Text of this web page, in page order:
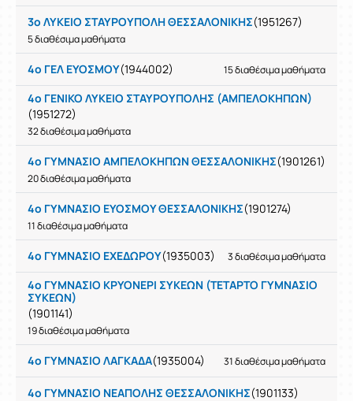
3ο ΛΥΚΕΙΟ ΣΤΑΥΡΟΥΠΟΛΗ ΘΕΣΣΑΛΟΝΙΚΗΣ(1951267)
5 διαθέσιμα μαθήματα
4ο ΓΕΛ ΕΥΟΣΜΟΥ(1944002) 15 διαθέσιμα μαθήματα
4ο ΓΕΝΙΚΟ ΛΥΚΕΙΟ ΣΤΑΥΡΟΥΠΟΛΗΣ (ΑΜΠΕΛΟΚΗΠΩΝ)
(1951272)
32 διαθέσιμα μαθήματα
4ο ΓΥΜΝΑΣΙΟ ΑΜΠΕΛΟΚΗΠΩΝ ΘΕΣΣΑΛΟΝΙΚΗΣ(1901261)
20 διαθέσιμα μαθήματα
4ο ΓΥΜΝΑΣΙΟ ΕΥΟΣΜΟΥ ΘΕΣΣΑΛΟΝΙΚΗΣ(1901274)
11 διαθέσιμα μαθήματα
4ο ΓΥΜΝΑΣΙΟ ΕΧΕΔΩΡΟΥ(1935003) 3 διαθέσιμα μαθήματα
4ο ΓΥΜΝΑΣΙΟ ΚΡΥΟΝΕΡΙ ΣΥΚΕΩΝ (ΤΕΤΑΡΤΟ ΓΥΜΝΑΣΙΟ
ΣΥΚΕΩΝ)
(1901141)
19 διαθέσιμα μαθήματα
4ο ΓΥΜΝΑΣΙΟ ΛΑΓΚΑΔΑ(1935004) 31 διαθέσιμα μαθήματα
4ο ΓΥΜΝΑΣΙΟ ΝΕΑΠΟΛΗΣ ΘΕΣΣΑΛΟΝΙΚΗΣ(1901133)